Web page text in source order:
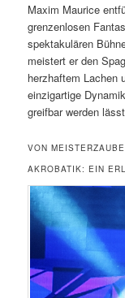
Maxim Maurice
grenzenlosen
spektakulären
meistert er den
herzhaftem Lachen
einzigartige
greifbar werden
VON
AKROBATIK: EIN